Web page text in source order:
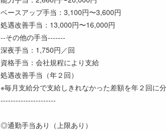
ベースアップ手当：3,100円〜3,600円
処遇改善手当：13,000円〜16,000円
--その他の手当-------
深夜手当：1,750円／回
資格手当：会社規程により支給
処遇改善手当（年２回）
※毎月支給分で支給しきれなかった差額を年２回に
----------------------
◎通勤手当あり（上限あり）